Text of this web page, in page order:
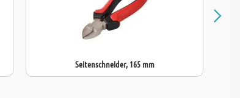
Seitenschneider, 165 mm